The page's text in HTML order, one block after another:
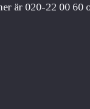
är 020-22 00 60